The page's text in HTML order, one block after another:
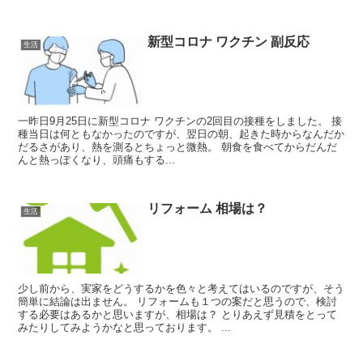
生活 新型コロナ ワクチン 副反応
一昨日9月25日に新型コロナ ワクチンの2回目の接種をしました。 接
種当日は何ともなかったのですが、翌日の朝、起きた時からなんだか
だるさがあり、熱を測るとちょっと微熱。 朝食を食べてからだんだ
んと熱っぽくなり、頭痛もする...
生活 リフォーム 相場は？
少し前から、実家をどうするかを色々と考えてはいるのですが、そう
簡単に結論は出ません。 リフォームも１つの案だと思うので、検討
する必要はあるかと思いますが、相場は？ とりあえず見積をとって
みたりしてみようかなと思っております。 ...